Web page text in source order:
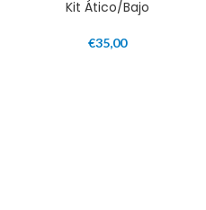
Kit Ático/Bajo
€35,00